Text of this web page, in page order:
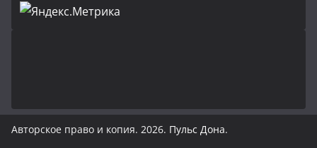
Авторское право и копия. 2026. Пульс Дона.